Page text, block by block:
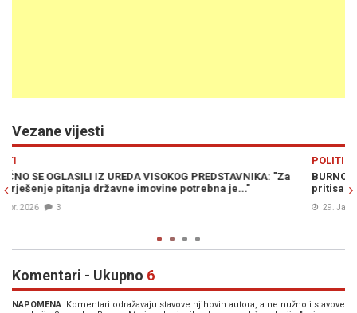
Vezane vijesti
BURNO NA SJEDNICI DOMA NARODA: Čović traži da se izvrši
pritisak na visokog predstavnika da povuče odluke o... (FOTO)
29. Jan. 2026
Komentari - Ukupno 6
NAPOMENA: Komentari odražavaju stavove njihovih autora, a ne nužno i stavove